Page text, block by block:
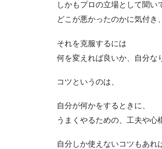
しかもプロの立場として聞い
どこが悪かったのかに気付き、
それを克服するには
何を変えれば良いか、自分な
コツというのは、
自分が何かをするときに、
うまくやるための、工夫や心
自分しか使えないコツもあれ